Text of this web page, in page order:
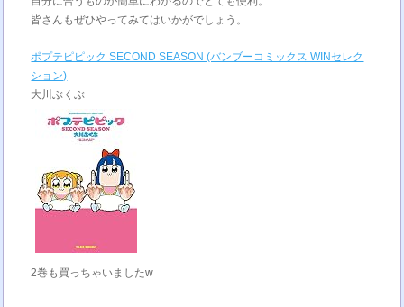
皆さんもぜひやってみてはいかがでしょう。
ポプテピピック SECOND SEASON (バンブーコミックス WINセレク
ション)
大川ぶくぶ
2巻も買っちゃいましたw